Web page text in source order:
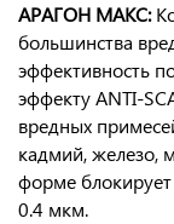
АРАГОН МАКС:
большинства
эффективность
эффектуANTI-
вредных
кадмий, железо,
форме блокирует
0.4 мкм.